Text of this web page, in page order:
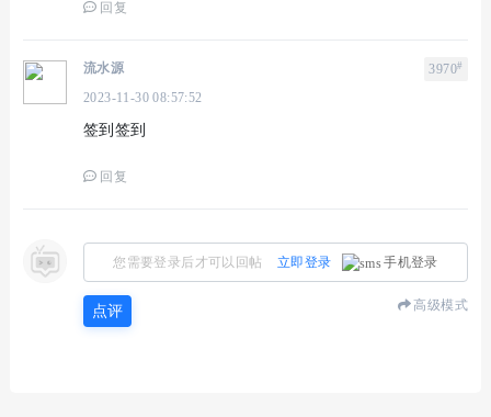
回复
3970#
流水源
2023-11-30 08:57:52
签到签到
回复
您需要登录后才可以回帖 立即登录 手机登录
点评 高级模式